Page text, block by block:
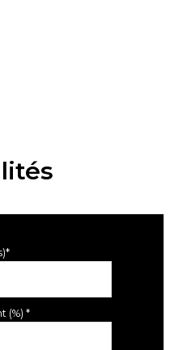
(%) *